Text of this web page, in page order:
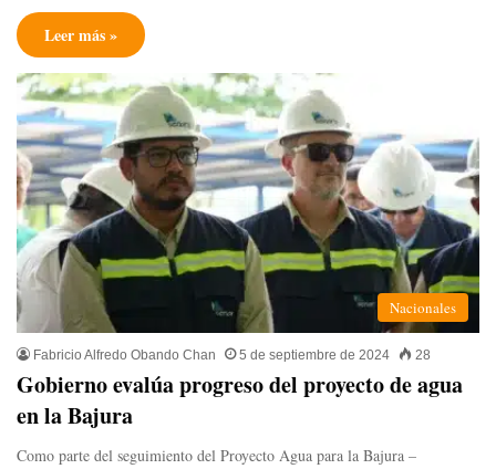
Leer más »
Nacionales
Fabricio Alfredo Obando Chan 5 de septiembre de 2024 28
Gobierno evalúa progreso del proyecto de agua
en la Bajura
Como parte del seguimiento del Proyecto Agua para la Bajura –